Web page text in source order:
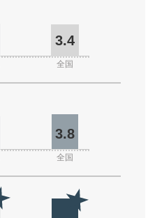
3.4
全国
3.8
全国